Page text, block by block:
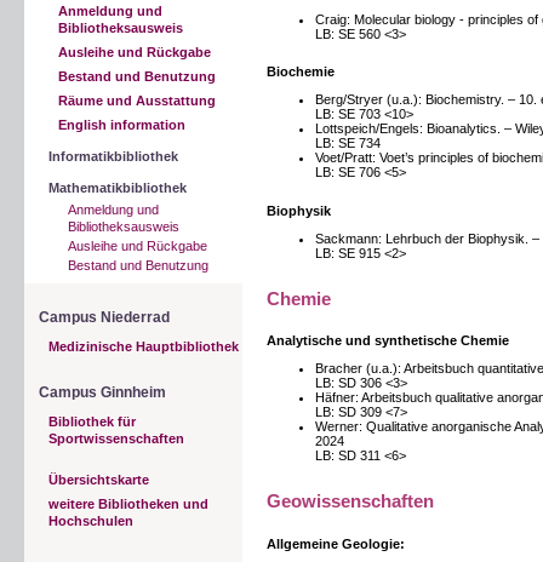
Anmeldung und
Bibliotheksausweis
Ausleihe und Rückgabe
Bestand und Benutzung
Räume und Ausstattung
English information
Informatikbibliothek
Mathematikbibliothek
Anmeldung und
Bibliotheksausweis
Ausleihe und Rückgabe
Bestand und Benutzung
Campus Niederrad
Medizinische Hauptbibliothek
Campus Ginnheim
Bibliothek für
Sportwissenschaften
Übersichtskarte
weitere Bibliotheken und
Hochschulen
Craig: Molecular biology - principles
LB: SE 560 <3>
Biochemie
Berg/Stryer (u.a.): Biochemistry. – 10.
LB: SE 703 <10>
Lottspeich/Engels: Bioanalytics. –
LB: SE 734
Voet/Pratt: Voet’s principles of
LB: SE 706 <5>
Biophysik
Sackmann: Lehrbuch der Biophysik. –
LB: SE 915 <2>
Chemie
Analytische und synthetische Chemie
Bracher (u.a.): Arbeitsbuch
LB: SD 306 <3>
Häfner: Arbeitsbuch qualitative
LB: SD 309 <7>
Werner: Qualitative anorganische
2024
LB: SD 311 <6>
Geowissenschaften
Allgemeine Geologie: